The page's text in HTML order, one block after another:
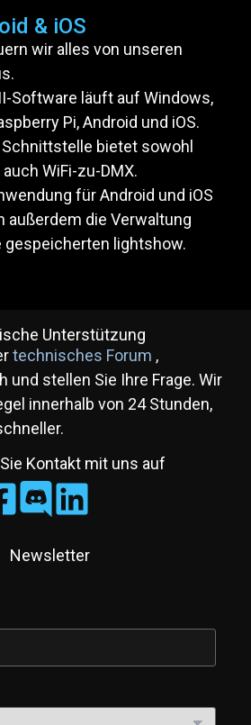
& iOS
wir alles von unseren
Software läuft auf Windows,
Pi, Android und iOS.
bietet sowohl
WiFi-zu-DMX.
für Android und iOS
außerdem die Verwaltung
lightshow.
Unterstützung
technisches Forum ,
und stellen Sie Ihre Frage. Wir
innerhalb von 24 Stunden,
Kontakt mit uns auf
Newsletter